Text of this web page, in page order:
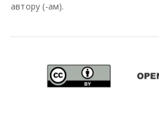
автору (-ам).